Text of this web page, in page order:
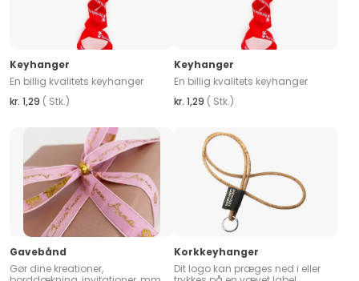
Keyhanger
En billig kvalitets keyhanger
kr. 1,29 ( Stk.)
Keyhanger
En billig kvalitets keyhanger
kr. 1,29 ( Stk.)
Gavebånd
Gør dine kreationer,
Korkkeyhanger
Dit logo kan præges ned i eller